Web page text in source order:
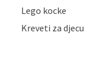
Lego kocke
Kreveti za djecu